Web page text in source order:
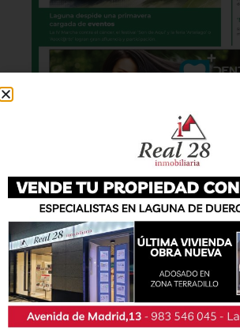
También podrás conseguir la
de formagratuitaen todos los
patrocinadores y en la Casa de
Lo último